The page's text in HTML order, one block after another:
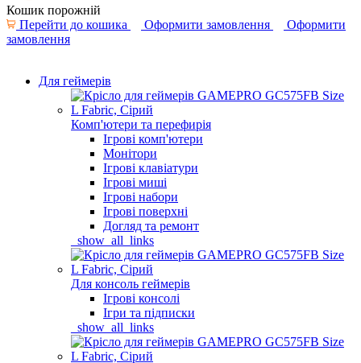
Кошик порожній
Перейти до кошика
Оформити замовлення
Оформити
замовлення
Для геймерів
Комп'ютери та перефирія
Ігрові комп'ютери
Монітори
Ігрові клавіатури
Ігрові миші
Ігрові набори
Ігрові поверхні
Догляд та ремонт
_show_all_links
Для консоль геймерів
Ігрові консолі
Ігри та підписки
_show_all_links